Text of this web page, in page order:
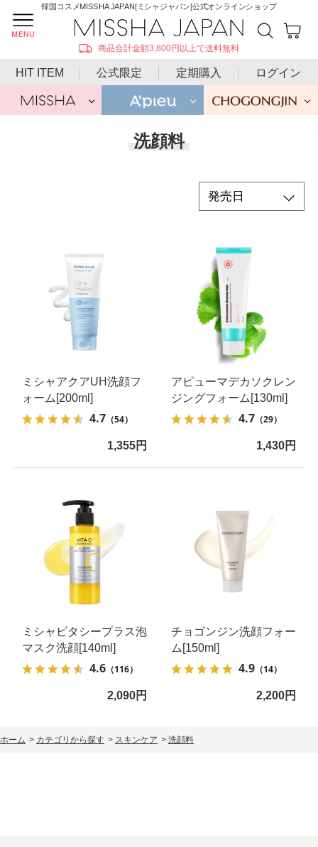
韓国コスメMISSHA JAPAN[ミシャジャパン]公式オンラインショップ
商品合計金額3,800円以上で送料無料
HIT ITEM 公式限定 定期購入 ログイン
洗顔料
ミシャアクアUH洗顔フ
ォーム[200ml]
4.7 （54）
1,355円
アピューマデカソクレン
ジングフォーム[130ml]
4.7（29）
1,430円
ミシャビタシープラス泡
マスク洗顔[140ml]
4.6 （116）
2,090円
チョゴンジン洗顔フォー
ム[150ml]
4.9（14）
2,200円
ホーム > カテゴリから探す > スキンケア > 洗顔料